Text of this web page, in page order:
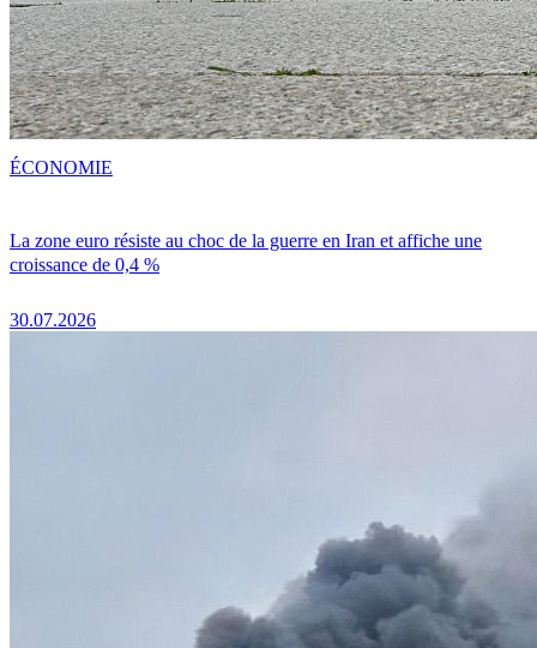
La zone euro résiste au choc de la guerre en Iran et affiche une
croissance de 0,4 %
30.07.2026
ÉCONOMIE